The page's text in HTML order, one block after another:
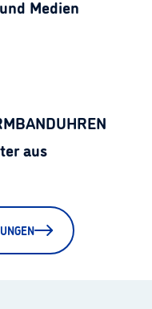
Medien
aus